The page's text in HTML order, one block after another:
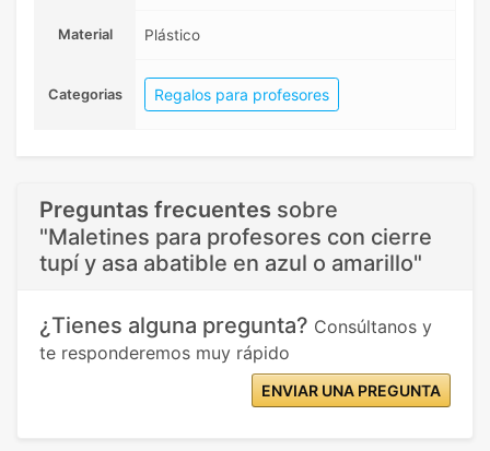
Material Plástico
Categorias Regalos para profesores
Preguntas frecuentes sobre
"Maletines para profesores con cierre
tupí y asa abatible en azul o amarillo"
¿Tienes alguna pregunta? Consúltanos y
te responderemos muy rápido
ENVIAR UNA PREGUNTA